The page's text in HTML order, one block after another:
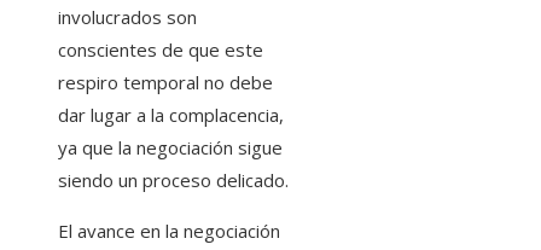
involucrados son
conscientes de que este
respiro temporal no debe
dar lugar a la complacencia,
ya que la negociación sigue
siendo un proceso delicado.
El avance en la negociación